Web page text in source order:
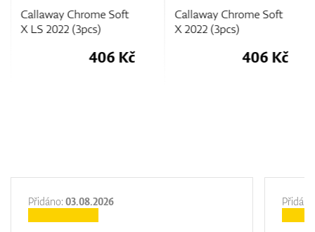
Callaway Chrome Soft
X LS 2022 (3pcs)
406 Kč
Callaway Chrome Soft
X 2022 (3pcs)
406 Kč
Přidáno: 03.08.2026